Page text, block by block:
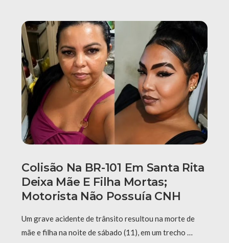
Colisão Na BR-101 Em Santa Rita
Deixa Mãe E Filha Mortas;
Motorista Não Possuía CNH
Um grave acidente de trânsito resultou na morte de
mãe e filha na noite de sábado (11), em um trecho …